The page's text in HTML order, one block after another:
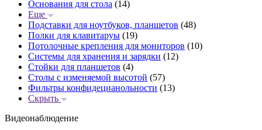
Основания для стола (14)
Еще
Подставки для ноутбуков, планшетов (48)
Полки для клавитаруы (19)
Потолочные крепления для мониторов (10)
Системы для хранения и зарядки (12)
Стойки для планшетов (4)
Столы с изменяемой высотой (57)
Фильтры конфидецианольности (13)
Скрыть
Видеонаблюдение